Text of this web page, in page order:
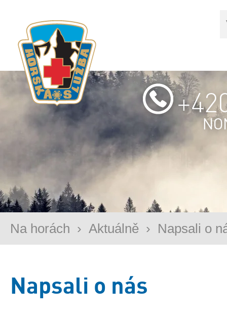
Na horách › Aktuálně › Napsali o
Napsali o nás